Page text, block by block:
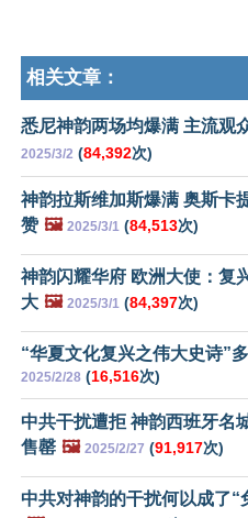
相关文章：
悉尼神韵两场均爆满 主流观
2025/3/2 (84,392次)
神韵拉斯维加斯爆满 奥斯卡
赞 🖼️ 2025/3/1 (84,513次)
神韵闪耀华府 欧洲大使：复
大 🖼️ 2025/3/1 (84,397次)
“华夏文化复兴之伟大史诗”
2025/2/28 (16,516次)
中共干扰遭拒 神韵西班牙名
售罄 🖼️ 2025/2/27 (91,917次)
中共对神韵的干扰何以成了“